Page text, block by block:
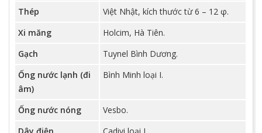
Thép
Việt Nhật, kích thước từ 6 – 12 φ.
Xi măng
Holcim, Hà Tiên.
Gạch
Tuynel Bình Dương.
Ống nước lạnh (đi
âm)
Bình Minh loại I.
Ống nước nóng
Vesbo.
Dây điện
Cadivi loại I.